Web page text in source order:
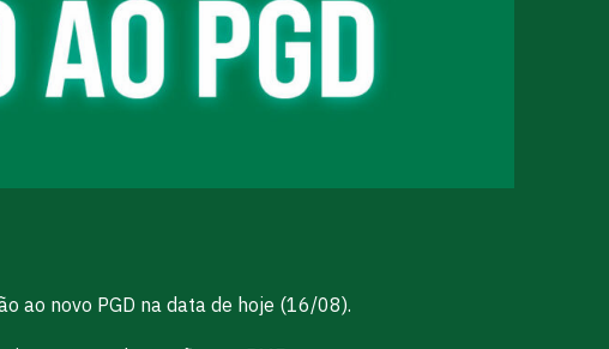
ao novo PGD na data de hoje (16/08).